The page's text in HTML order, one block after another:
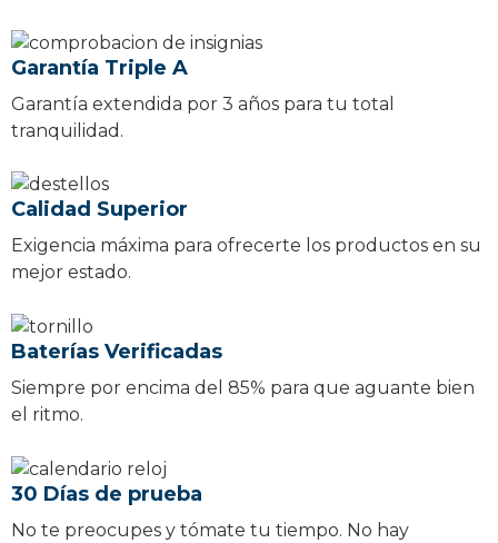
Garantía Triple A
Garantía extendida por 3 años para tu total
tranquilidad.
Calidad Superior
Exigencia máxima para ofrecerte los productos en su
mejor estado.
Baterías Verificadas
Siempre por encima del 85% para que aguante bien
el ritmo.
30 Días de prueba
No te preocupes y tómate tu tiempo. No hay